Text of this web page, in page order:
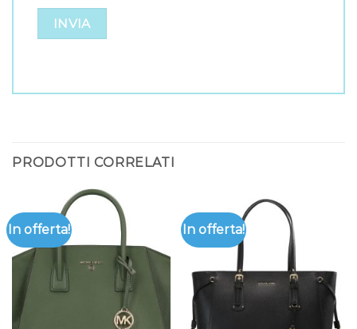
PRODOTTI CORRELATI
In offerta! In offerta!